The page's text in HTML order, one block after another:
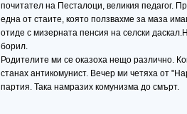
почитател на Песталоци, великия педагог.
една от стаите, която ползвахме за маза
отиде с мизерната пенсия на селски
борил.
Родителите ми се оказоха нещо различно.
станах антикомунист. Вечер ми четяха от
партия. Така намразих комунизма до смърт.